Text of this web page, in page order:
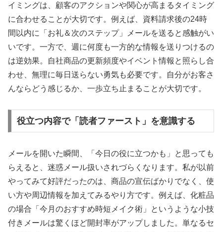
イミングは、顧客のアクションや関心が高まるタイミング
に合わせることが大切です。例えば、資料請求後の24時
間以内に「お礼＆次のステップ」メールを送ると感触がい
いです。一方で、週に何度も一方的な情報を送りつけるの
は逆効果。自社商品の更新頻度やイベント情報と照らし合
わせ、無理に毎日送らない勇気も必要です。自分がお客さ
んならどう感じるか、一歩立ち止まることが大切です。
役立つ内容で「読者ファースト」を意識する
メールを開いた瞬間、「今日の役に立つかも」と思っても
らえると、迷惑メール扱いされづらくなります。私が以前
やってみて好評だったのは、商品の宣伝ばかりでなく、使
い方や周辺情報を加えてみるやり方です。例えば、化粧品
の場合「今月のおすすめ時短メイク術」というような小技
付きメールは驚くほど開封率がアップしました。単なるセ